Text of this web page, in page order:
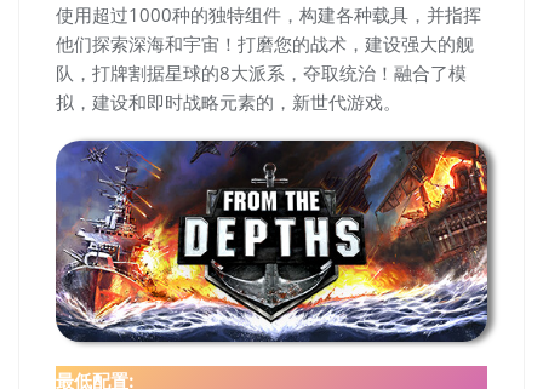
使用超过1000种的独特组件，构建各种载具，并指挥
他们探索深海和宇宙！打磨您的战术，建设强大的舰
队，打牌割据星球的8大派系，夺取统治！融合了模
拟，建设和即时战略元素的，新世代游戏。
最低配置: